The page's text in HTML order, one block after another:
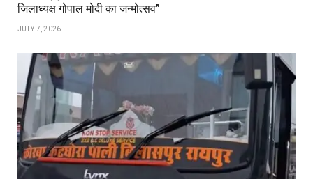
जिलाध्यक्ष गोपाल मोदी का जन्मोत्सव”
JULY 7, 2026